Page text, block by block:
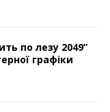
по лезу 2049”
графіки